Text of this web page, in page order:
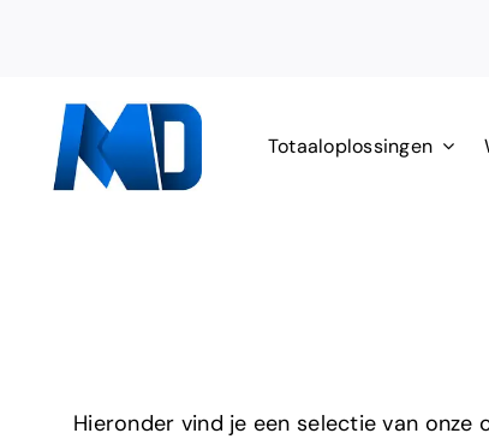
Totaaloplossingen
Hieronder vind je een selectie van onze